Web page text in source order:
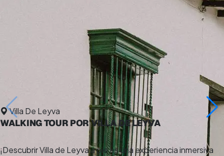
Villa De Leyva
WALKING TOUR POR VILLA DE LEYVA
¡Descubrir Villa de Leyva a pie es una experiencia inmersiva